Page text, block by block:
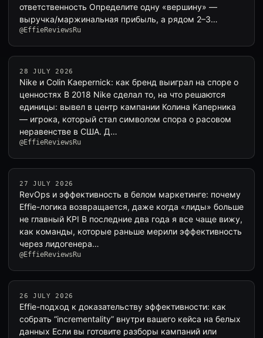
ответственность Определите одну «вершину» —
выручка/маржинальная прибыль, а рядом 2–3
сопровож…
@EffieReviewsRu
28 JULY 2026
Nike и Colin Kaepernick: как бренд выиграл на споре о
ценностях В 2018 Nike сделал то, на что решаются
единицы: вывел в центр кампании Колина Каперника
— игрока, который стал символом спора о расовом
неравенстве в США. Д…
@EffieReviewsRu
27 JULY 2026
RevOps и эффективность в белом маркетинге: почему
Effie-логика возвращается, даже когда «лиды» больше
не главный KPI В последние два года я все чаще вижу,
как команды, которые раньше мерили эффективность
через лидогенера…
@EffieReviewsRu
26 JULY 2026
Effie-подход к доказательству эффективности: как
собрать “incrementality” внутри вашего кейса на белых
данных Если вы готовите разборы кампаний или